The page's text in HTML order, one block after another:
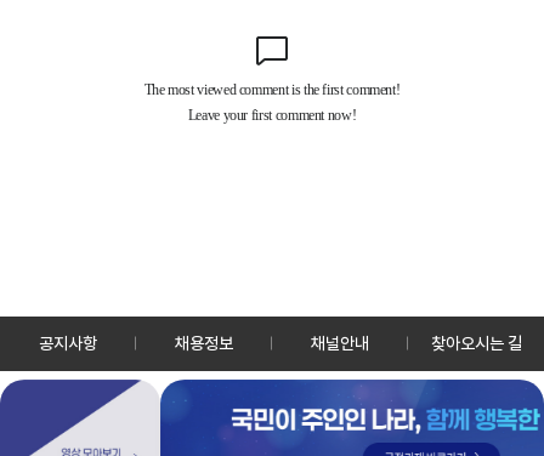
공지사항 채용정보 채널안내 찾아오시는 길
30128 세종특별자치시 정부2청사로 13 한국정책방송원 KTV
TEL: 044-204-8000
Copyrightⓒ KTV 국민방송 All Rights Reserved.